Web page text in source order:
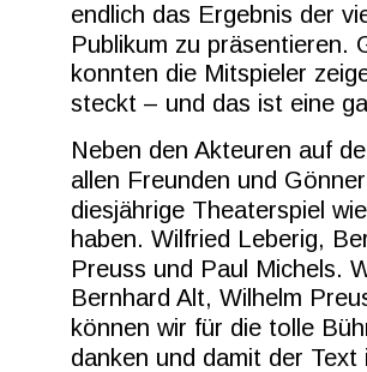
endlich das Ergebnis der
Publikum zu präsentieren.
konnten die Mitspieler
steckt – und das ist eine
Neben den Akteuren auf
allen Freunden und
diesjährige Theaterspiel
haben. Wilfried Leberig,
Preuss und Paul Michels.
Bernhard Alt, Wilhelm
können wir für die tolle
danken und damit der